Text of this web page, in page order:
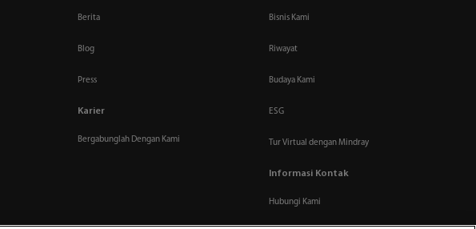
Berita
Blog
Press
Karier
Bergabunglah Dengan Kami
Bisnis Kami
Riwayat
Budaya Kami
ESG
Tur Virtual dengan Mindray
Informasi Kontak
Hubungi Kami